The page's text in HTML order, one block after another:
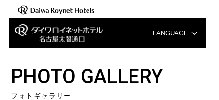
LANGUAGE
中文（簡体字）
PHOTO GALLERY
フォトギャラリー